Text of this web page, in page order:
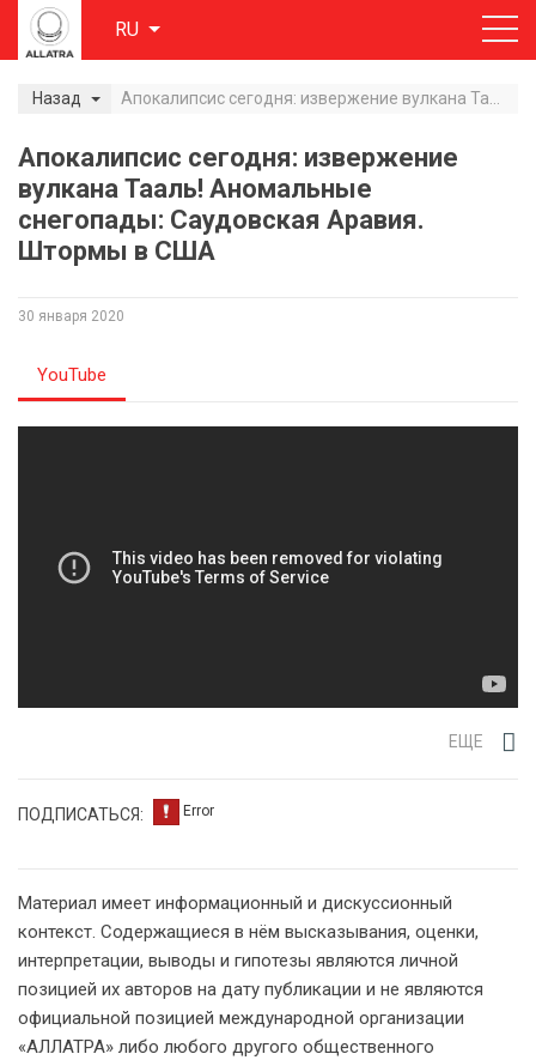
RU
Назад
Апокалипсис сегодня: извержение
вулкана Тааль! Аномальные
снегопады: Саудовская Аравия.
Штормы в США
30 января 2020
YouTube
ЕЩЕ
ПОДПИСАТЬСЯ:
Материал имеет информационный и дискуссионный
контекст. Содержащиеся в нём высказывания, оценки,
интерпретации, выводы и гипотезы являются личной
позицией их авторов на дату публикации и не являются
официальной позицией международной организации
«АЛЛАТРА» либо любого другого общественного